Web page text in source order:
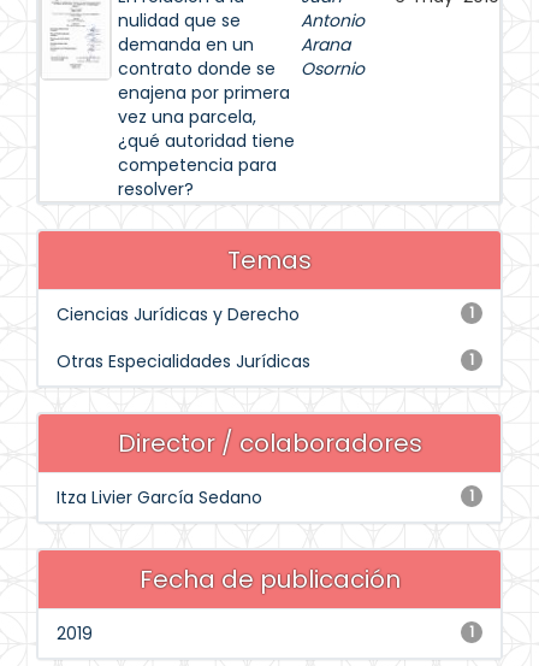
nulidad que se
demanda en un
contrato donde se
enajena por primera
vez una parcela,
¿qué autoridad tiene
competencia para
resolver?
Antonio
Arana
Osornio
Temas
1
Ciencias Jurídicas y Derecho
1
Otras Especialidades Jurídicas
Director / colaboradores
1
Itza Livier García Sedano
Fecha de publicación
1
2019